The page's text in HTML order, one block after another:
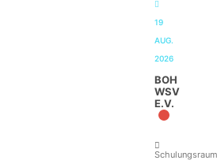
19
AUG.
2026
BOH
WSV
E.V.
Schulungsraum